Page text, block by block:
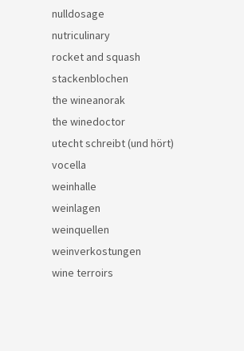
nulldosage
nutriculinary
rocket and squash
stackenblochen
the wineanorak
the winedoctor
utecht schreibt (und hört)
vocella
weinhalle
weinlagen
weinquellen
weinverkostungen
wine terroirs